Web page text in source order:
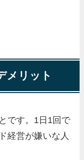
メリット
です。1日1回で
経営が嫌いな人